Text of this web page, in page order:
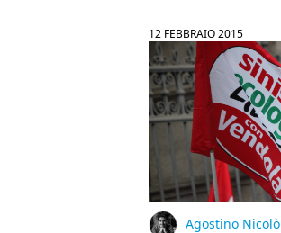
12 FEBBRAIO 2015
Agostino Nicolò